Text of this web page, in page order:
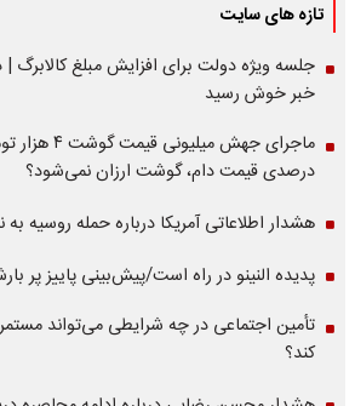
تازه های سایت
جلسه ویژه دولت برای افزایش مبلغ
خبر خوش رسید
درصدی قیمت دام، گوشت ارزان نمی‌شود؟
هشدار اطلاعاتی آمریکا درباره حمله روسیه به
پدیده النینو در راه است/پیش‌بینی پاییز پر
تأمین اجتماعی در چه شرایطی می‌تواند
کند؟